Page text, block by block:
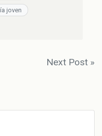
joven
Next Post »